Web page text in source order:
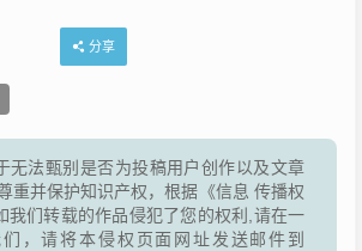
分享
无法甄别是否为投稿用户创作以及文章
重并保护知识产权，根据《信息 传播权
我们转载的作品侵犯了您的权利,请在一
，请将本侵权页面网址发送邮件到